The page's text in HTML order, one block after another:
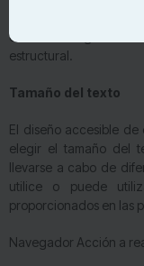
de la web sigue
estructural.
Tamaño del texto
El diseño accesible de
elegir el tamaño del
llevarse a cabo de
utilice o puede
proporcionados en las
Navegador Acción a